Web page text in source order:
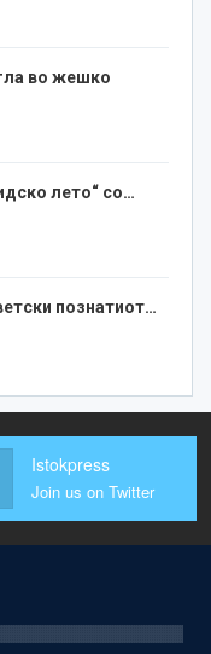
во жешко
лето“ со…
познатиот…
Istokpress
Join us on Twitter